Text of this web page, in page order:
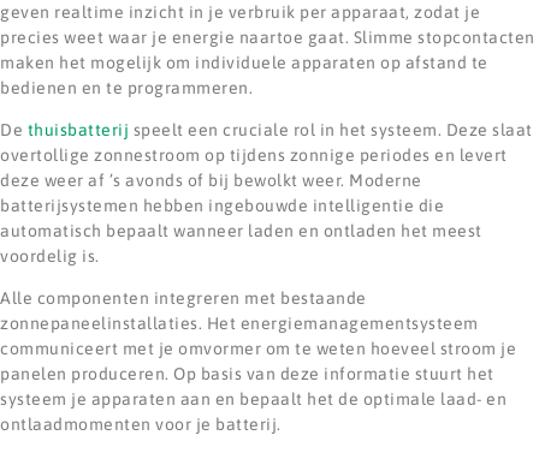
geven realtime inzicht in je verbruik per apparaat, zodat je
precies weet waar je energie naartoe gaat. Slimme stopcontacten
maken het mogelijk om individuele apparaten op afstand te
bedienen en te programmeren.
De thuisbatterij speelt een cruciale rol in het systeem. Deze slaat
overtollige zonnestroom op tijdens zonnige periodes en levert
deze weer af ’s avonds of bij bewolkt weer. Moderne
batterijsystemen hebben ingebouwde intelligentie die
automatisch bepaalt wanneer laden en ontladen het meest
voordelig is.
Alle componenten integreren met bestaande
zonnepaneelinstallaties. Het energiemanagementsysteem
communiceert met je omvormer om te weten hoeveel stroom je
panelen produceren. Op basis van deze informatie stuurt het
systeem je apparaten aan en bepaalt het de optimale laad- en
ontlaadmomenten voor je batterij.